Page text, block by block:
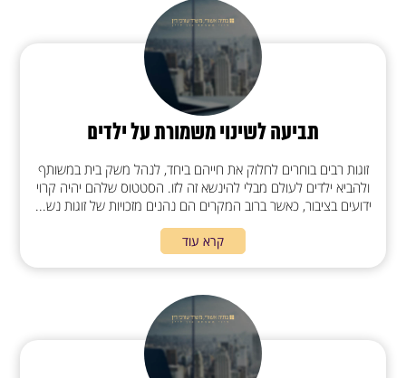
תביעה לשינוי משמורת על ילדים
זוגות רבים בוחרים לחלוק את חייהם ביחד, לנהל משק בית במשותף
ולהביא ילדים לעולם מבלי להינשא זה לזו. הסטטוס שלהם יהיה קרוי
ידועים בציבור, כאשר ברוב המקרים הם נהנים מזכויות של זוגות נש...
קרא עוד